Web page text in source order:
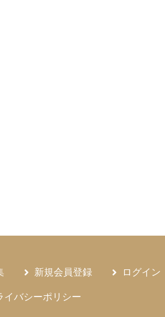
新規会員登録 ログイン
イバシーポリシー